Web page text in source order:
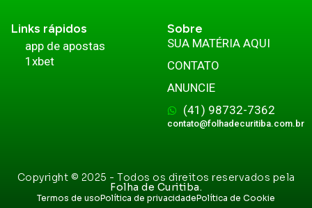
Links rápidos
app de apostas
1xbet
Sobre
SUA MATÉRIA AQUI
CONTATO
ANUNCIE
(41) 98732-7362
contato@folhadecuritiba.com.br
Copyright © 2025 - Todos os direitos reservados pela
Folha de Curitiba.
Termos de usoPolítica de privacidadePolítica de Cookie